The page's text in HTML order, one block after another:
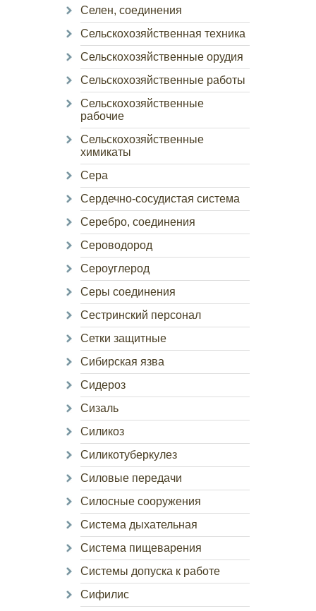
Селен, соединения
Сельскохозяйственная техника
Сельскохозяйственные орудия
Сельскохозяйственные работы
Сельскохозяйственные
рабочие
Сельскохозяйственные
химикаты
Сера
Сердечно-сосудистая система
Серебро, соединения
Сероводород
Сероуглерод
Серы соединения
Сестринский персонал
Сетки защитные
Сибирская язва
Сидероз
Сизаль
Силикоз
Силикотуберкулез
Силовые передачи
Силосные сооружения
Система дыхательная
Система пищеварения
Системы допуска к работе
Сифилис